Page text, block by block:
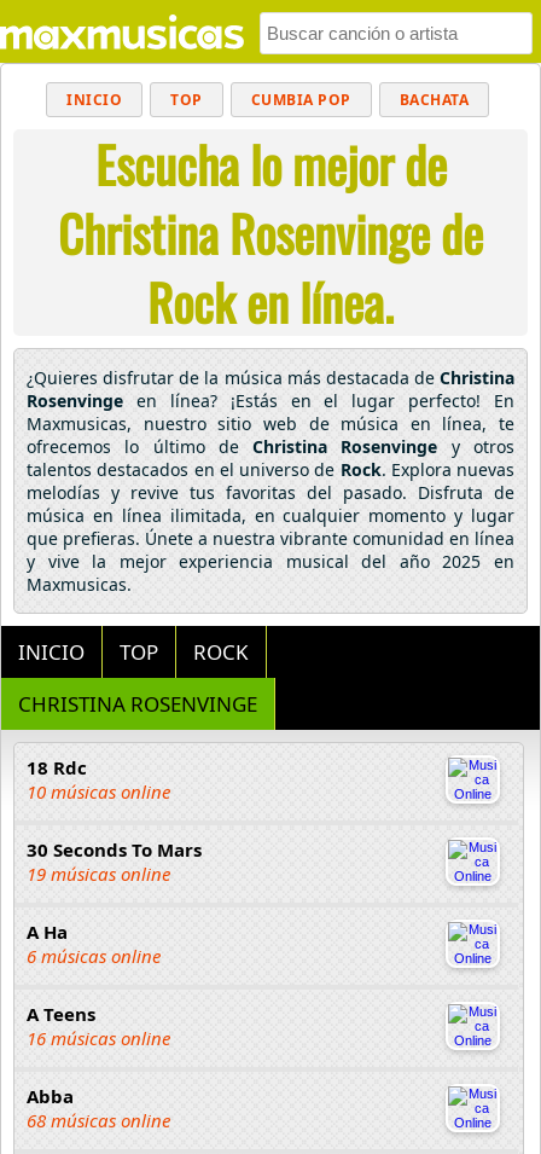
INICIO TOP CUMBIA POP BACHATA
POP MUSICA CRISTIANA REGGAETON
BALADAS ALTERNATIVO ELECTRÓNICA
CUMBIAS
Escucha lo mejor de
Christina Rosenvinge de
Rock en línea.
¿Quieres disfrutar de la música más destacada de Christina
Rosenvinge en línea? ¡Estás en el lugar perfecto! En
Maxmusicas, nuestro sitio web de música en línea, te
ofrecemos lo último deChristina Rosenvinge y otros
talentos destacados en el universo de Rock. Explora nuevas
melodías y revive tus favoritas del pasado. Disfruta de
música en línea ilimitada, en cualquier momento y lugar
que prefieras. Únete a nuestra vibrante comunidad en línea
y vive la mejor experiencia musical del año 2025 en
Maxmusicas.
INICIO TOP
ROCK
CHRISTINA ROSENVINGE
18 Rdc
10 músicas online
30 Seconds To Mars
19 músicas online
A Ha
6 músicas online
A Teens
16 músicas online
Abba
68 músicas online